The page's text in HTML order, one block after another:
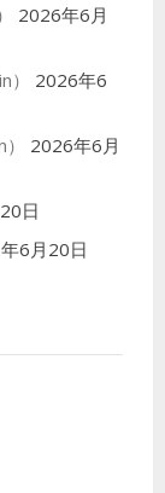
2026年6月
2026年6
2026年6月
日
6月20日